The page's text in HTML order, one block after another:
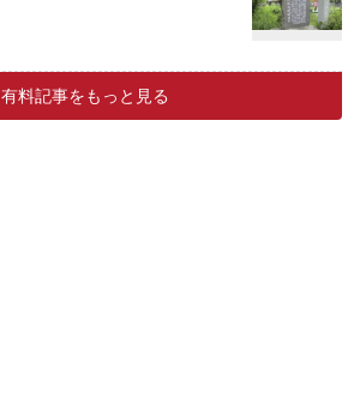
有料記事をもっと見る